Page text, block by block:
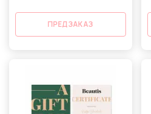
ПРЕДЗАКАЗ